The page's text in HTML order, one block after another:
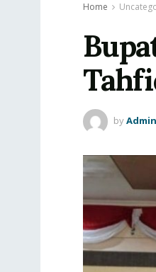
Home
byAdmin